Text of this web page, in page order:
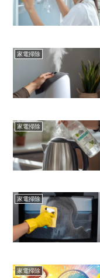
家電掃除
家電掃除
家電掃除
家電掃除